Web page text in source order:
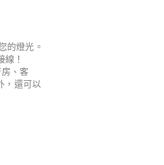
的燈光。
！
、客
，還可以